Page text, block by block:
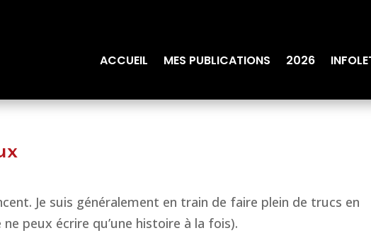
ACCUEIL MES PUBLICATIONS 2026
Je suis généralement en train de faire plein de trucs en
peux écrire qu’une histoire à la fois).